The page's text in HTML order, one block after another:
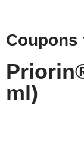
Inhalt
Coupons
ml)